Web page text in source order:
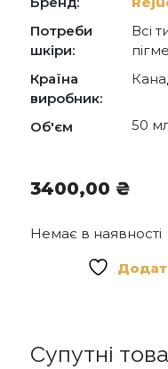
Потреби
шкіри:
Всі
Країна
виробник:
Об'єм 50
3400,00 ₴
Немає в наявності
Супутні